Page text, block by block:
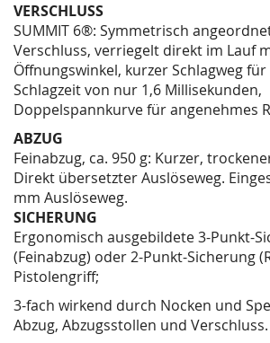
VERSCHLUSS
SUMMIT 6®: Symmetrisch
Verschluss, verriegelt direkt im Lauf
Öffnungswinkel, kurzer Schlagweg
Schlagzeit von nur 1,6 Millisekunden,
Doppelspannkurve für angenehmes
ABZUG
Feinabzug, ca. 950 g: Kurzer,
Direkt übersetzter Auslöseweg.
mm Auslöseweg.
SICHERUNG
Ergonomisch ausgebildete 3-Punkt-
(Feinabzug) oder 2-Punkt-Sicherung
Pistolengriff;
3-fach wirkend durch Nocken und
Abzug, Abzugsstollen und Verschluss.